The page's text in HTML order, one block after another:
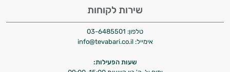
שירות לקוחות
טלפון: 03-6485501
אימייל: info@tevabari.co.il
שעות הפעילות: